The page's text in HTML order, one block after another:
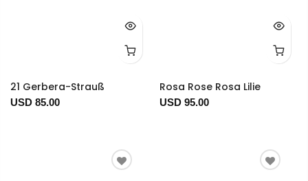
21 Gerbera-Strauß
USD 85.00
Rosa Rose Rosa Lilie
USD 95.00